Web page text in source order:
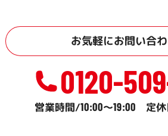
お気軽にお問い合
0120-
営業時間/10:00～19:00 定休